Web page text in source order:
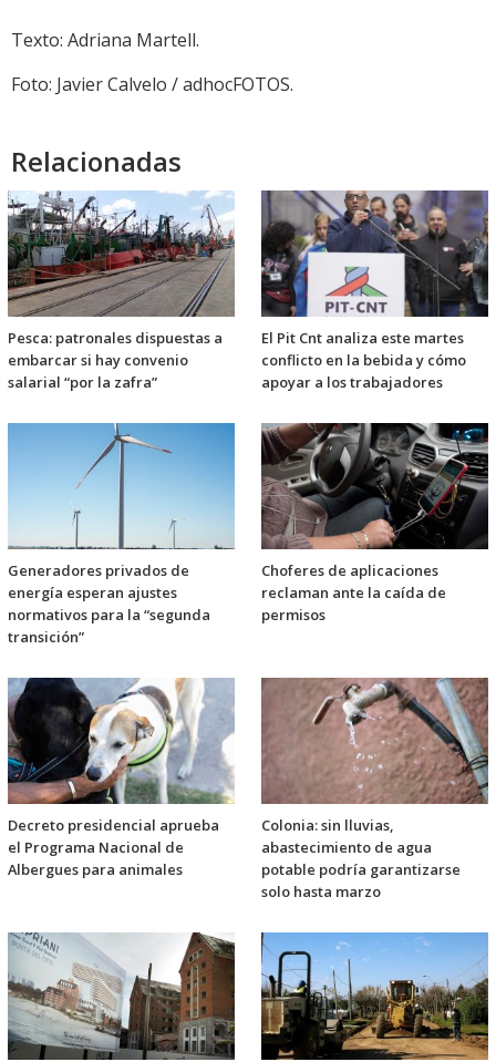
Texto: Adriana Martell.
Foto: Javier Calvelo / adhocFOTOS.
Relacionadas
Pesca: patronales dispuestas a
embarcar si hay convenio
salarial “por la zafra”
El Pit Cnt analiza este martes
conflicto en la bebida y cómo
apoyar a los trabajadores
Generadores privados de
energía esperan ajustes
normativos para la “segunda
transición”
Choferes de aplicaciones
reclaman ante la caída de
permisos
Decreto presidencial aprueba
el Programa Nacional de
Albergues para animales
Colonia: sin lluvias,
abastecimiento de agua
potable podría garantizarse
solo hasta marzo